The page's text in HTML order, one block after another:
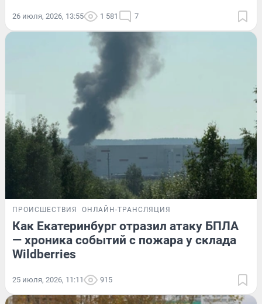
26 июля, 2026, 13:55 1 581 7
ПРОИСШЕСТВИЯ ОНЛАЙН-ТРАНСЛЯЦИЯ
Как Екатеринбург отразил атаку БПЛА
— хроника событий с пожара у склада
Wildberries
25 июля, 2026, 11:11 915